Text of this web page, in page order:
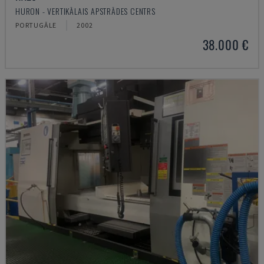
HURON - VERTIKĀLAIS APSTRĀDES CENTRS
PORTUGĀLE 2002
38.000 €